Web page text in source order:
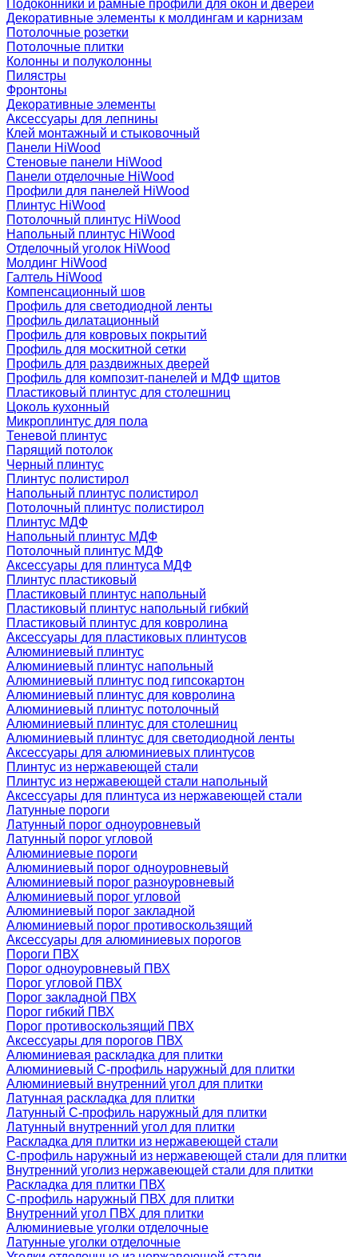
Подоконники и рамные профили для окон и дверей
Декоративные элементы к молдингам и карнизам
Потолочные розетки
Потолочные плитки
Колонны и полуколонны
Пилястры
Фронтоны
Декоративные элементы
Аксессуары для лепнины
Клей монтажный и стыковочный
Панели HiWood
Стеновые панели HiWood
Панели отделочные HiWood
Профили для панелей HiWood
Плинтус HiWood
Потолочный плинтус HiWood
Напольный плинтус HiWood
Отделочный уголок HiWood
Молдинг HiWood
Галтель HiWood
Компенсационный шов
Профиль для светодиодной ленты
Профиль дилатационный
Профиль для ковровых покрытий
Профиль для москитной сетки
Профиль для раздвижных дверей
Профиль для композит-панелей и МДФ щитов
Пластиковый плинтус для столешниц
Цоколь кухонный
Микроплинтус для пола
Теневой плинтус
Парящий потолок
Черный плинтус
Плинтус полистирол
Напольный плинтус полистирол
Потолочный плинтус полистирол
Плинтус МДФ
Напольный плинтус МДФ
Потолочный плинтус МДФ
Аксессуары для плинтуса МДФ
Плинтус пластиковый
Пластиковый плинтус напольный
Пластиковый плинтус напольный гибкий
Пластиковый плинтус для ковролина
Аксессуары для пластиковых плинтусов
Алюминиевый плинтус
Алюминиевый плинтус напольный
Алюминиевый плинтус под гипсокартон
Алюминиевый плинтус для ковролина
Алюминиевый плинтус потолочный
Алюминиевый плинтус для столешниц
Алюминиевый плинтус для светодиодной ленты
Аксессуары для алюминиевых плинтусов
Плинтус из нержавеющей стали
Плинтус из нержавеющей стали напольный
Аксессуары для плинтуса из нержавеющей стали
Латунные пороги
Латунный порог одноуровневый
Латунный порог угловой
Алюминиевые пороги
Алюминиевый порог одноуровневый
Алюминиевый порог разноуровневый
Алюминиевый порог угловой
Алюминиевый порог закладной
Алюминиевый порог противоскользящий
Аксессуары для алюминиевых порогов
Пороги ПВХ
Порог одноуровневый ПВХ
Порог угловой ПВХ
Порог закладной ПВХ
Порог гибкий ПВХ
Порог противоскользящий ПВХ
Аксессуары для порогов ПВХ
Алюминиевая раскладка для плитки
Алюминиевый С-профиль наружный для плитки
Алюминиевый внутренний угол для плитки
Латунная раскладка для плитки
Латунный С-профиль наружный для плитки
Латунный внутренний угол для плитки
Раскладка для плитки из нержавеющей стали
С-профиль наружный из нержавеющей стали для плитки
Внутренний уголиз нержавеющей стали для плитки
Раскладка для плитки ПВХ
С-профиль наружный ПВХ для плитки
Внутренний угол ПВХ для плитки
Алюминиевые уголки отделочные
Латунные уголки отделочные